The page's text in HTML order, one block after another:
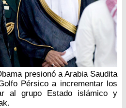
presionó a Arabia Saudita
Pérsico a incrementar los
al grupo Estado islámico y